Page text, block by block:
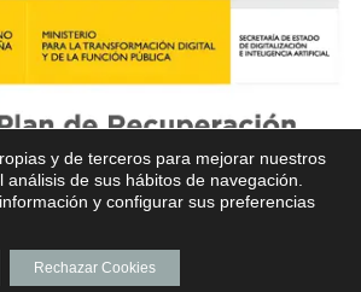
y de terceros para mejorar nuestros
de sus hábitos de navegación.
y configurar sus preferencias
Rechazar Cookies